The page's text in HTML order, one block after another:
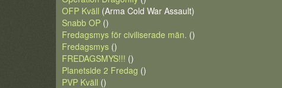
OFP Kväll (Arma Cold War Assault)
Snabb OP ()
Fredagsmys för civiliserade män. ()
Fredagsmys ()
FREDAGSMYS!!! ()
Planetside 2 Fredag ()
PVP Kväll ()